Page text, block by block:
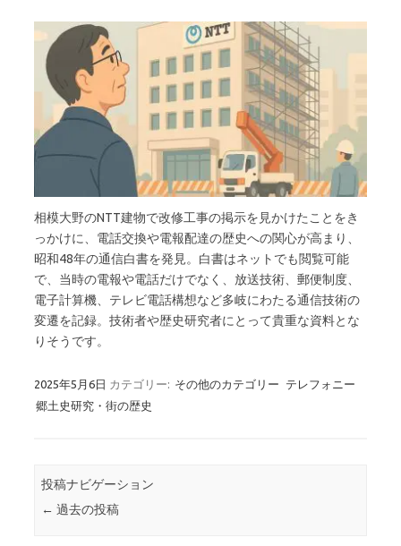
相模大野のNTT建物で改修工事の掲示を見かけたことをき
っかけに、電話交換や電報配達の歴史への関心が高まり、
昭和48年の通信白書を発見。白書はネットでも閲覧可能
で、当時の電報や電話だけでなく、放送技術、郵便制度、
電子計算機、テレビ電話構想など多岐にわたる通信技術の
変遷を記録。技術者や歴史研究者にとって貴重な資料とな
りそうです。
2025年5月6日 カテゴリー: その他のカテゴリー
テレフォニー
郷土史研究・街の歴史
投稿ナビゲーション
← 過去の投稿